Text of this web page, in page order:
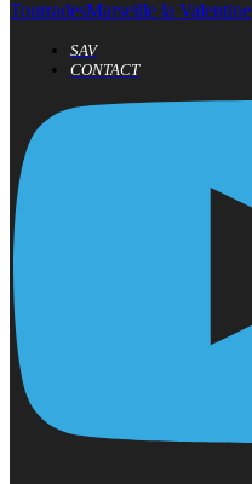
TourradesMarseille la Valentine
SAV
CONTACT